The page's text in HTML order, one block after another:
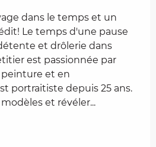
dans le temps et un
Le temps d'une pause
et drôlerie dans
est passionnée par
peinture et en
portraitiste depuis 25 ans.
et révéler...